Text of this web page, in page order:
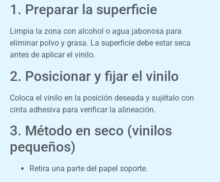
1. Preparar la superficie
Limpia la zona con alcohol o agua jabonosa para
eliminar polvo y grasa. La superficie debe estar seca
antes de aplicar el vinilo.
2. Posicionar y fijar el vinilo
Coloca el vinilo en la posición deseada y sujétalo con
cinta adhesiva para verificar la alineación.
3. Método en seco (vinilos
pequeños)
Retira una parte del papel soporte.